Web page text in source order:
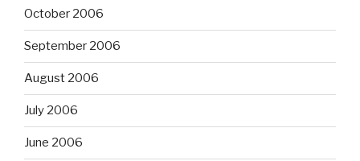
October 2006
September 2006
August 2006
July 2006
June 2006